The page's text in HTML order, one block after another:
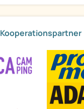
Kooperationspartner